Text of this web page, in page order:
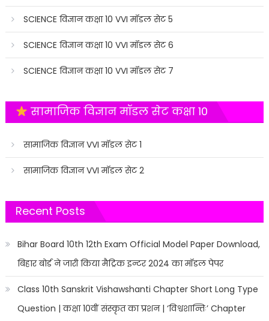
SCIENCE विज्ञान कक्षा 10 VVI मॉडल सेट 5
SCIENCE विज्ञान कक्षा 10 VVI मॉडल सेट 6
SCIENCE विज्ञान कक्षा 10 VVI मॉडल सेट 7
सामाजिक विज्ञान मॉडल सेट कक्षा 10
सामाजिक विज्ञान VVI मॉडल सेट 1
सामाजिक विज्ञान VVI मॉडल सेट 2
Recent Posts
Bihar Board 10th 12th Exam Official Model Paper Download,
बिहार बोर्ड ने जारी किया मैट्रिक इन्टर 2024 का मॉडल पेपर
Class 10th Sanskrit Vishawshanti Chapter Short Long Type
Question | कक्षा 10वीं संस्कृत का प्रशन | ‘विश्वशान्तिः’ Chapter